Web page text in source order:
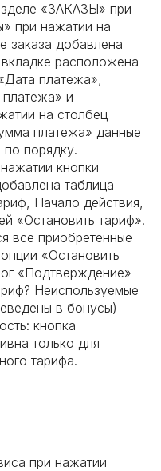
«ЗАКАЗЫ» при
при нажатии на
заказа добавлена
расположена
платежа»,
и
на столбец
платежа» данные
по порядку.
кнопки
таблица
Начало действия,
«Остановить тариф».
все приобретенные
«Остановить
«Подтверждение»
Неиспользуемые
в бонусы)
кнопка
только для
тарифа.
при нажатии